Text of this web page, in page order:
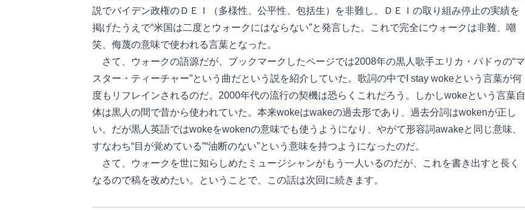
説でバイデン政権のＤＥＩ（多様性、公平性、包括生）を非難し、ＤＥＩの取り組み停止の実績を
掲げたうえで“米国は二度とウォークにはならない”と発言した。これで完全にウォークは非難、嘲
笑、侮蔑の意味で使われる言葉となった。
さて、ウォークの語源だが、ブックマークしたページでは2008年の黒人歌手エリカ・パドゥの“マ
スター・ティーチャー”という曲だという説を紹介していた。歌詞の中でI stay wokeという言葉が何
度もリフレインされるのだ。2000年代の流行の契機は恐らくこれだろう。しかしwokeという言葉自
体は黒人の間で昔から使われていた。本来wokeはwakeの過去形であり、過去分詞はwokenが正し
い。だが黒人英語ではwokeをwokenの意味でも使うようになり、やがて形容詞awakeと同じ意味、
すなわち“目が覚めている”“油断のない”という意味を持つようになったのだ。
さて、ウォークを世に知らしめたミュージシャンがもう一人いるのだが、これを書き出すと長く
なるので稿を改めたい。ということで、この話は次回に続きます。